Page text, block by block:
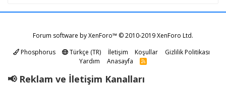
Forum software by XenForo™ © 2010-2019 XenForo Ltd.
Phosphorus
Türkçe (TR) İletişim Koşullar
Gizlilik Politikası
Yardım
Anasayfa
R
📢 Reklam ve İletişim Kanalları